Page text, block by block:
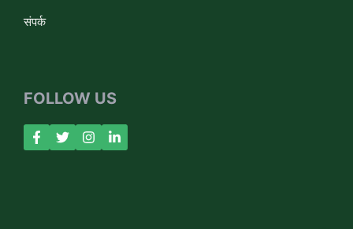
संपर्क
FOLLOW US